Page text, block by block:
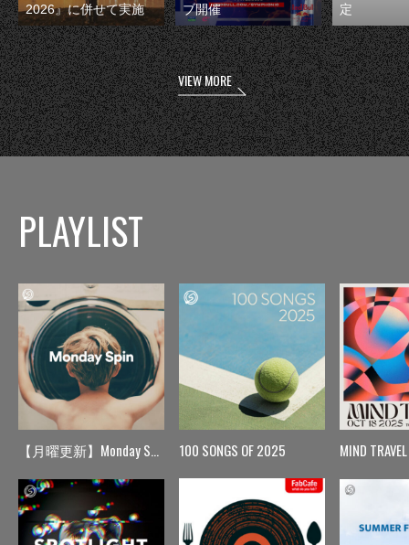
2026』に併せて実施
ブ開催
定
VIEW MORE
PLAYLIST
【月曜更新】Monday Spin 100 SONGS OF 2025 MIND TRAVEL